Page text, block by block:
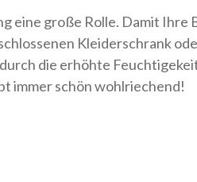
eine große Rolle. Damit Ihre
Kleiderschrank
die erhöhte
immer schön wohlriechend!